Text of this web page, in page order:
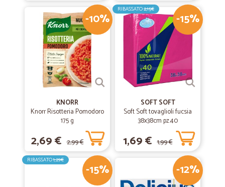
-10%
KNORR
Knorr Risotteria Pomodoro
175 g
2,69 € 2,99 €
-15%
RIBASSATO2,15€
SOFT SOFT
Soft Soft tovaglioli fucsia
38x38cm pz.40
1,69 € 1,99 €
-15%
RIBASSATO1,29€
-12%